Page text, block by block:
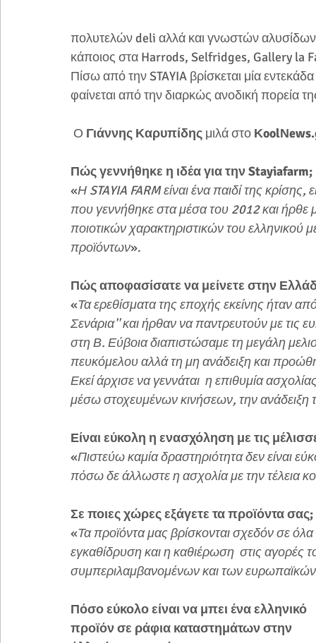
πολυτελών deli αλλά και γνωστών
κάποιος στα Harrods, Selfridges, Gallery la
Πίσω από την STAYIA βρίσκεται μία
φαίνεται από την διαρκώς ανοδική πορεία
Ο Γιάννης Καρυπίδης μιλά στο
Πώς γεννήθηκε η ιδέα για την Stayiafarm;
«Η STAYIA FARM είναι ένα παιδί της
που γεννήθηκε στα μέσα του 2012 και ήρθε
ποιοτικών χαρακτηριστικών του
προϊόντων».
Πώς αποφασίσατε να μείνετε στην
«Τα ερεθίσματα της εποχής εκείνης ήταν
Σενάρια'' και ήρθαν να παντρευτούν με τις
στη Β. Εύβοια διαπιστώσαμε τη μεγάλη
πευκόμελου αλλά τη μη ανάδειξη και
Εκεί άρχισε να γεννάται  η επιθυμία
μέσω στοχευμένων κινήσεων, την
Είναι εύκολη η ενασχόληση με τις
«Πιστεύω καμία δραστηριότητα δεν είναι
πόσω δε άλλωστε η ασχολία με την τέλεια
Σε ποιες χώρες εξάγετε τα προϊόντα σας;
«Τα προϊόντα μας βρίσκονται σχεδόν σε
εγκαθίδρυση και η καθιέρωση  στις
συμπεριλαμβανομένων και των
Πόσο εύκολο είναι να μπει ένα ελληνικό
προϊόν σε ράφια καταστημάτων στην